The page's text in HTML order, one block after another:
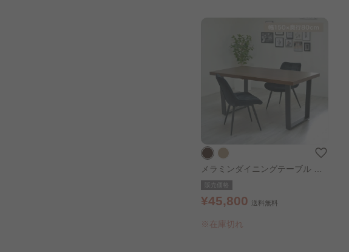
メラミンダイニングテーブル 幅1
50㎝ ブラウン
販売価格
¥45,800 送料無料
※在庫切れ